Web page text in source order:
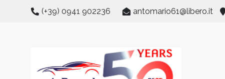
(+39) 0941 902236 antomario61@libero.it